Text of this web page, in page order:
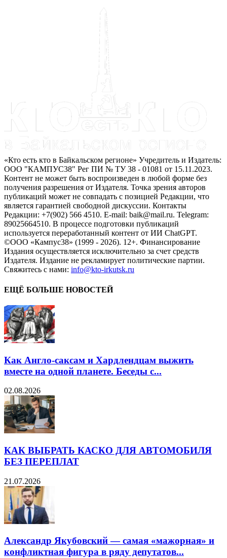
«Кто есть кто в Байкальском регионе» Учредитель и Издатель:
ООО "КАМПУС38" Рег ПИ № ТУ 38 - 01081 от 15.11.2023.
Контент не может быть воспроизведен в любой форме без
получения разрешения от Издателя. Точка зрения авторов
публикаций может не совпадать с позицией Редакции, что
является гарантией свободной дискуссии. Контакты
Редакции: +7(902) 566 4510. E-mail: baik@mail.ru. Telegram:
89025664510. В процессе подготовки публикаций
используется переработанный контент от ИИ ChatGPT.
©ООО «Кампус38» (1999 - 2026). 12+. Финансирование
Издания осуществляется исключительно за счет средств
Издателя. Издание не рекламирует политические партии.
Свяжитесь с нами: info@kto-irkutsk.ru
ЕЩЁ БОЛЬШЕ НОВОСТЕЙ
Как Англо-саксам и Хардлендцам выжить
вместе на одной планете. Беседы с...
02.08.2026
КАК ВЫБРАТЬ КАСКО ДЛЯ АВТОМОБИЛЯ
БЕЗ ПЕРЕПЛАТ
21.07.2026
Александр Якубовский — самая «мажорная» и
конфликтная фигура в ряду депутатов...